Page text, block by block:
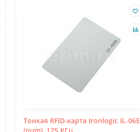
Тонкая RFID-карта Ironlogic IL-06E